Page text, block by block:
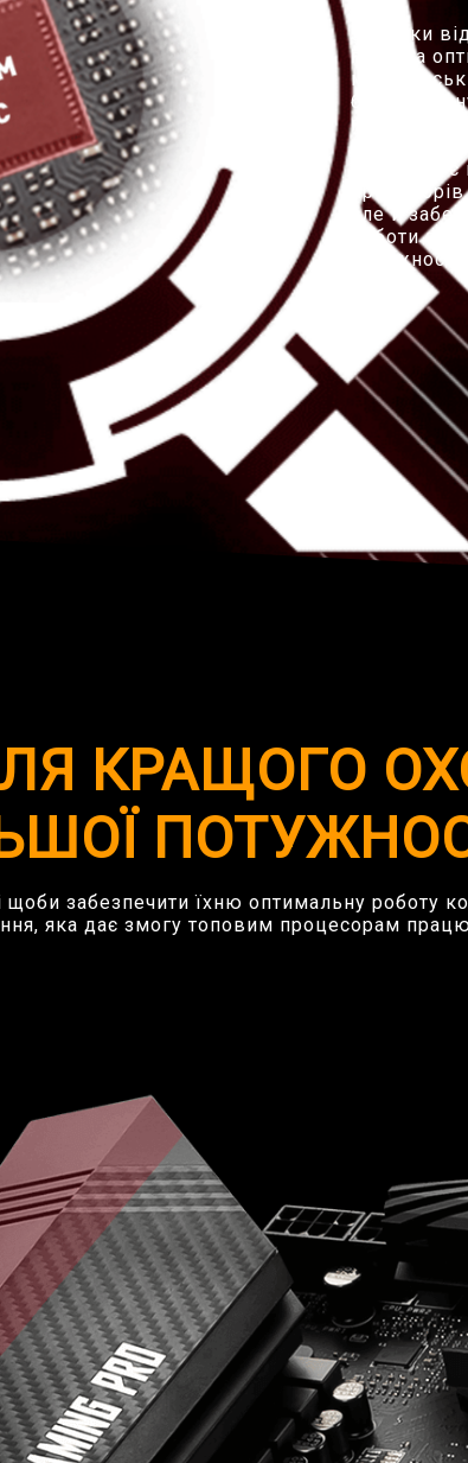
Завдяки
платі та
процесора
не тільки
але й
роботи
потужності.
КРАЩОГО
щоби забезпечити їхню оптимальну роботу
яка дає змогу топовим процесорам